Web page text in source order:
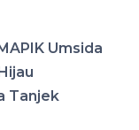
Umsida
Tanjek